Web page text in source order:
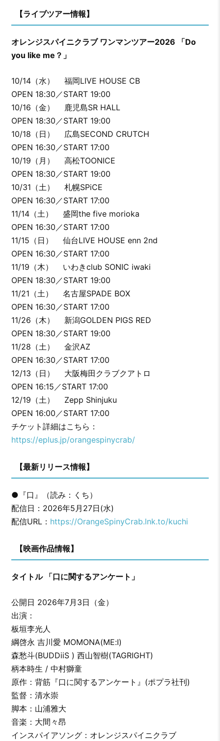
【ライブツアー情報】
オレンジスパイニクラブ ワンマンツアー2026 「Do
you like me？」
10/14（水） 福岡LIVE HOUSE CB
OPEN 18:30／START 19:00
10/16（金） 鹿児島SR HALL
OPEN 18:30／START 19:00
10/18（日） 広島SECOND CRUTCH
OPEN 16:30／START 17:00
10/19（月） 高松TOONICE
OPEN 18:30／START 19:00
10/31（土） 札幌SPiCE
OPEN 16:30／START 17:00
11/14（土） 盛岡the five morioka
OPEN 16:30／START 17:00
11/15（日） 仙台LIVE HOUSE enn 2nd
OPEN 16:30／START 17:00
11/19（木） いわきclub SONIC iwaki
OPEN 18:30／START 19:00
11/21（土） 名古屋SPADE BOX
OPEN 16:30／START 17:00
11/26（木） 新潟GOLDEN PIGS RED
OPEN 18:30／START 19:00
11/28（土） 金沢AZ
OPEN 16:30／START 17:00
12/13（日） 大阪梅田クラブクアトロ
OPEN 16:15／START 17:00
12/19（土） Zepp Shinjuku
OPEN 16:00／START 17:00
チケット詳細はこちら：
https://eplus.jp/orangespinycrab/
【最新リリース情報】
●『口』（読み：くち）
配信日：2026年5月27日(水)
配信URL： https://OrangeSpinyCrab.lnk.to/kuchi
【映画作品情報】
タイトル 「口に関するアンケート」
公開日 2026年7月3日（金）
出演：
板垣李光人
綱啓永 吉川愛 MOMONA(ME:I)
森愁斗(BUDDiiS ) 西山智樹(TAGRIGHT)
柄本時生 / 中村獅童
原作：背筋『口に関するアンケート』(ポプラ社刊)
監督：清水崇
脚本：山浦雅大
音楽：大間々昂
インスパイアソング：オレンジスパイニクラブ